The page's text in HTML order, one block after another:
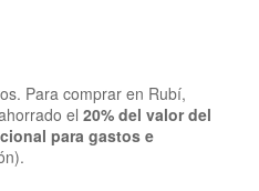
Para comprar en Rubí,
el 20% del valor del
para gastos e